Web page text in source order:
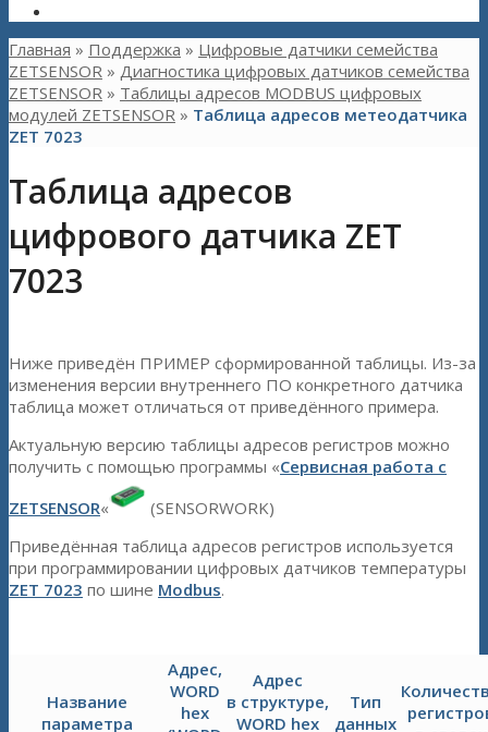
Главная » Поддержка » Цифровые датчики семейства
ZETSENSOR » Диагностика цифровых датчиков семейства
ZETSENSOR » Таблицы адресов MODBUS цифровых
модулей ZETSENSOR » Таблица адресов метеодатчика
ZET 7023
Таблица адресов
цифрового датчика ZET
7023
Ниже приведён ПРИМЕР сформированной таблицы. Из-за
изменения версии внутреннего ПО конкретного датчика
таблица может отличаться от приведённого примера.
Актуальную версию таблицы адресов регистров можно
получить с помощью программы «Сервисная работа с
ZETSENSOR«
(SENSORWORK)
Приведённая таблица адресов регистров используется
при программировании цифровых датчиков температуры
ZET 7023 по шине Modbus.
Название
параметра
Адрес,
WORD
hex
Адрес
в структуре,
WORD hex
Тип
данных